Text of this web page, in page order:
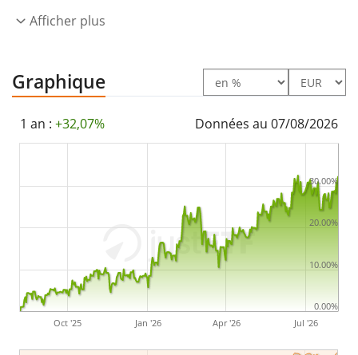
septembre 2019
Afficher plus
Graphique
1 an : +32,07% Données au 07/08/2026
Oct '25 Jan '26 Apr '26 Jul '26
0.00%
10.00%
20.00%
30.00%